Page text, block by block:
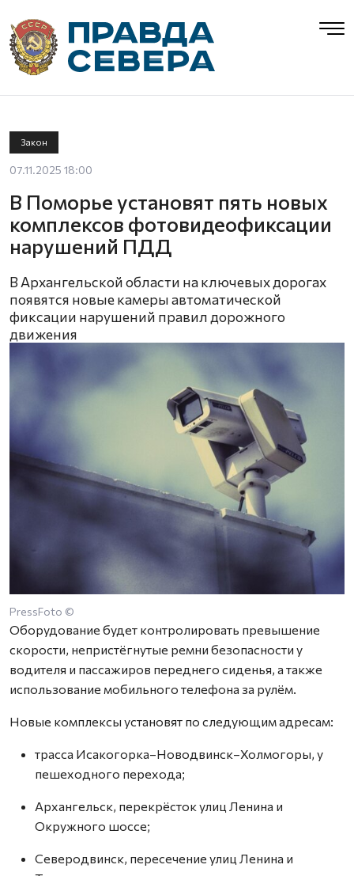
Закон
07.11.2025 18:00
В Поморье установят пять новых
комплексов фотовидеофиксации
нарушений ПДД
В Архангельской области на ключевых дорогах
появятся новые камеры автоматической
фиксации нарушений правил дорожного
движения
PressFoto ©
Оборудование будет контролировать превышение
скорости, непристёгнутые ремни безопасности у
водителя и пассажиров переднего сиденья, а также
использование мобильного телефона за рулём.
Новые комплексы установят по следующим адресам:
трасса Исакогорка–Новодвинск–Холмогоры, у
пешеходного перехода;
Архангельск, перекрёсток улиц Ленина и
Окружного шоссе;
Северодвинск, пересечение улиц Ленина и